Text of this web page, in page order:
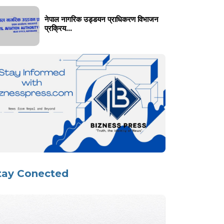
नेपाल नागरिक उड्डयन प्राधिकरण विभाजन
प्रक्रिय...
Conected